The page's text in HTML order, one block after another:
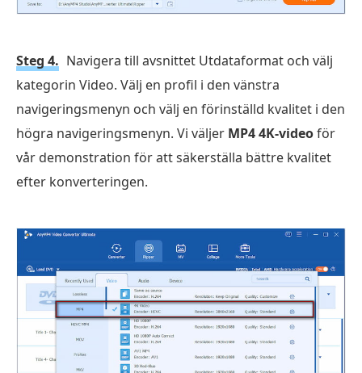
Steg 4. Navigera till avsnittet Utdataformat och välj
kategorin Video. Välj en profil i den vänstra
navigeringsmenyn och välj en förinställd kvalitet i den
högra navigeringsmenyn. Vi väljer MP4 4K-videoför
vår demonstration för att säkerställa bättre kvalitet
efter konverteringen.